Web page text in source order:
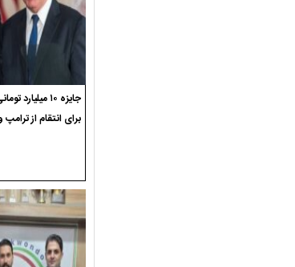
جایزه ۱۰
برای انتقام از ترامپ